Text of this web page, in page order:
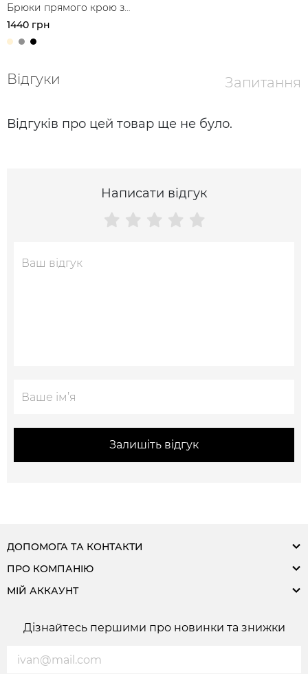
Брюки прямого крою з
защипами
1440 грн
Відгуки Запитання
Відгуків про цей товар ще не було.
Написати відгук
Залишіть відгук
ДОПОМОГА ТА КОНТАКТИ
ПРО КОМПАНІЮ
МІЙ АККАУНТ
Дізнайтесь першими про новинки та знижки